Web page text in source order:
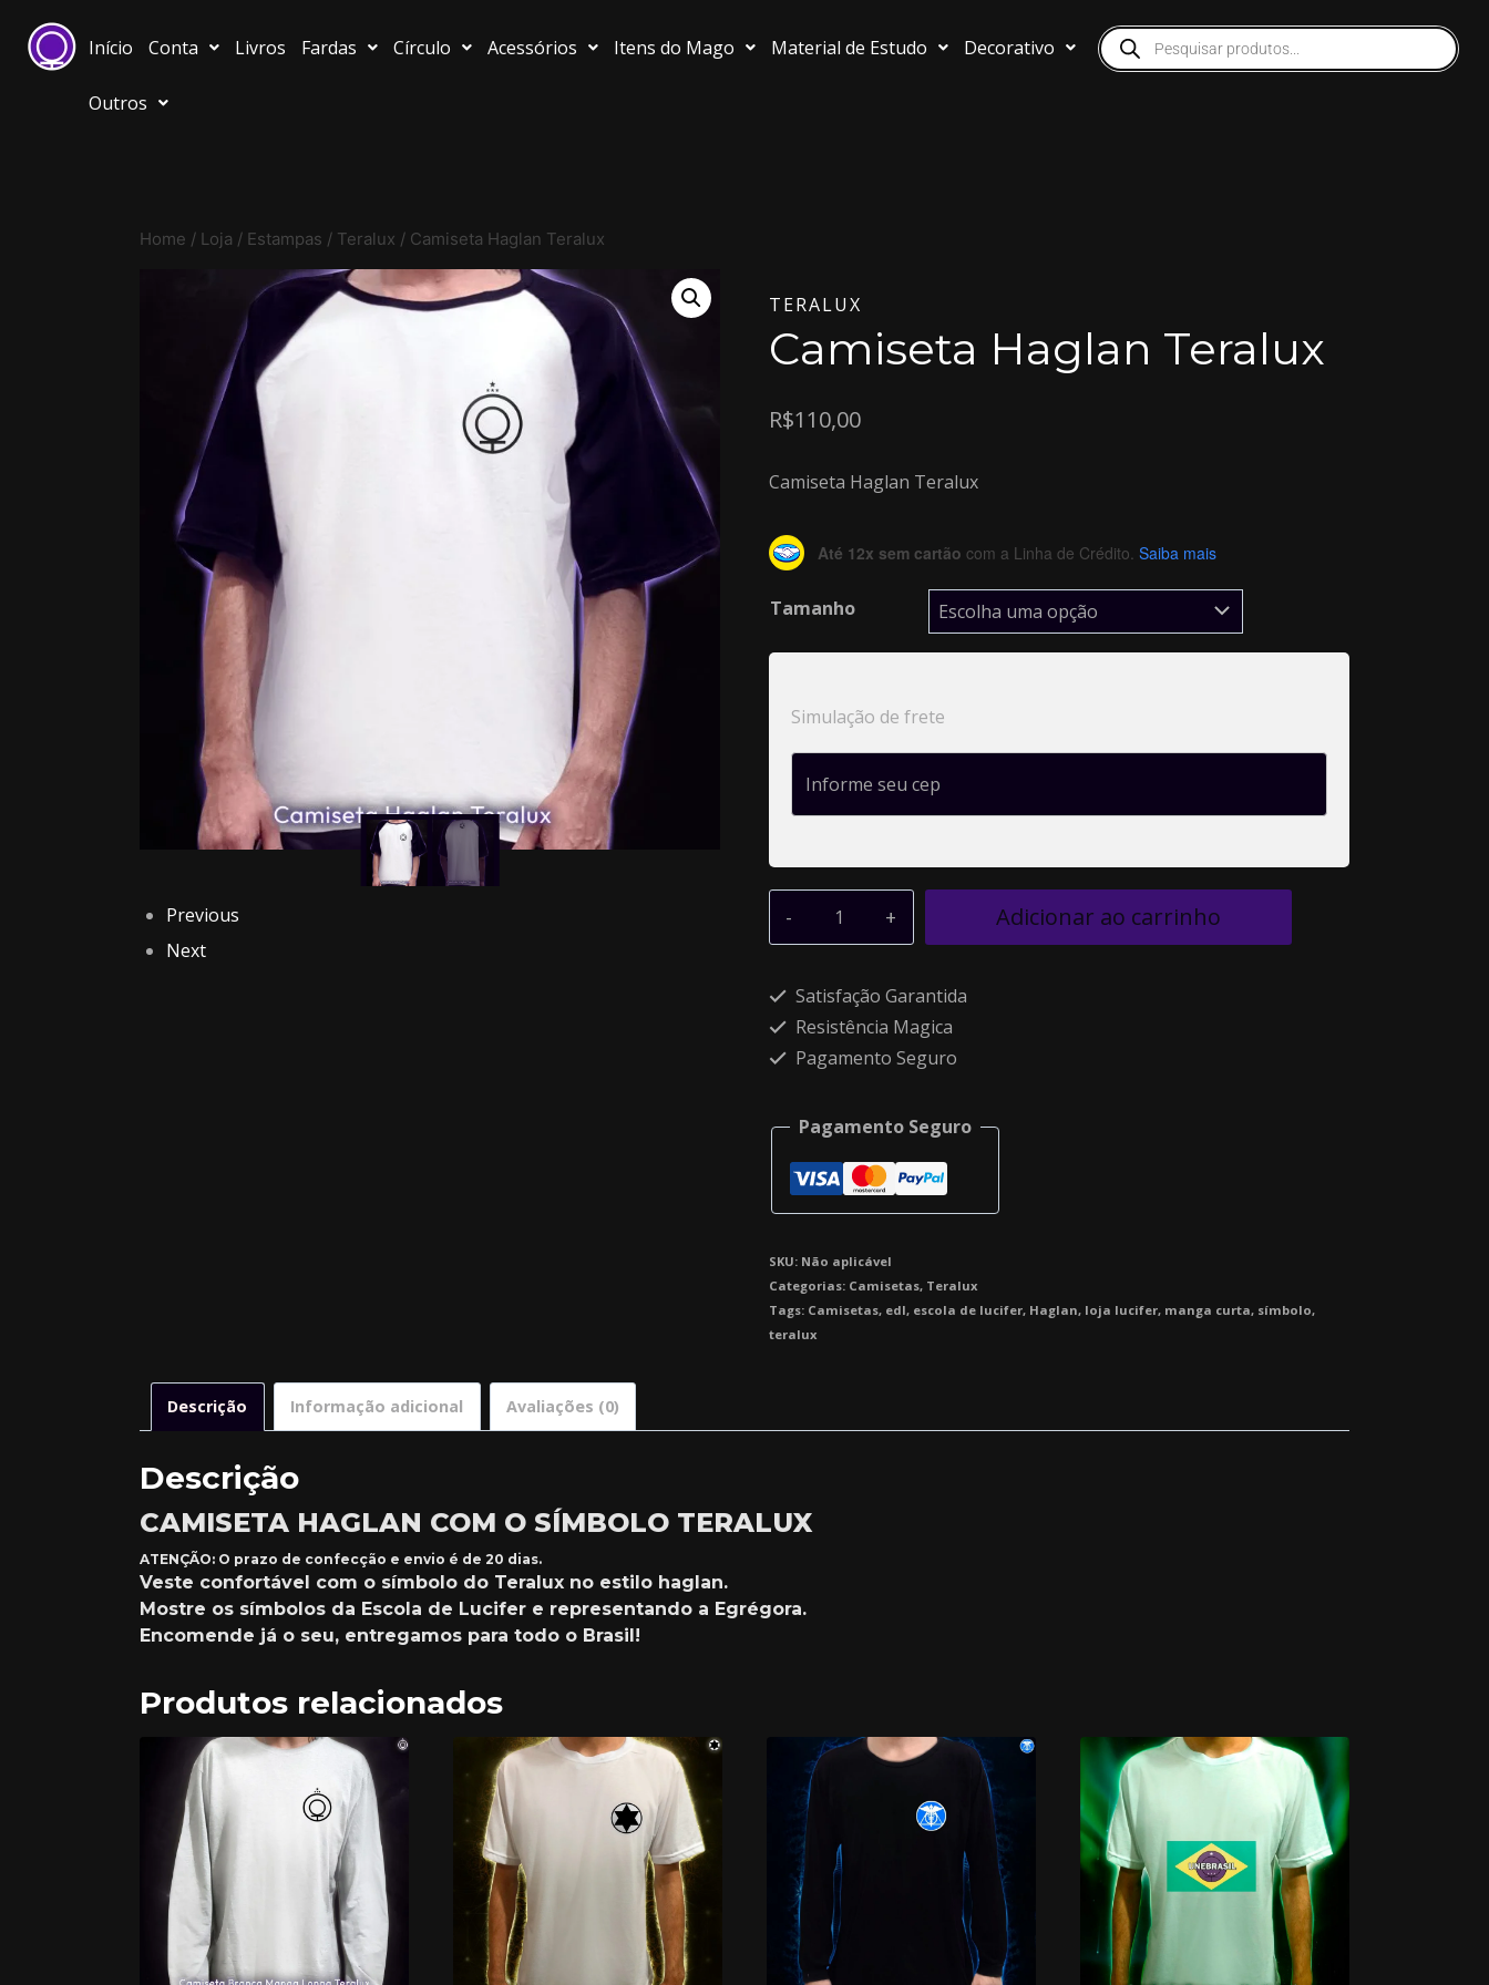
Início Conta Livros Fardas Círculo Acessórios Itens do Mago Material de Estudo Decorativo
Outros
Home / Loja / Estampas / Teralux / Camiseta Haglan Teralux
Previous
Next
TERALUX
Camiseta Haglan Teralux
R$110,00
Camiseta Haglan Teralux
Até 12x sem cartão com a Linha de Crédito. Saiba mais
Tamanho
Simulação de frete
Adicionar ao carrinho
Satisfação Garantida
Resistência Magica
Pagamento Seguro
Pagamento Seguro
SKU: Não aplicável
Categorias: Camisetas, Teralux
Tags: Camisetas, edl, escola de lucifer, Haglan, loja lucifer, manga curta, símbolo,
teralux
Descrição Informação adicional Avaliações (0)
Descrição
CAMISETA HAGLAN COM O SÍMBOLO TERALUX
ATENÇÃO: O prazo de confecção e envio é de 20 dias.
Veste confortável com o símbolo do Teralux no estilo haglan.
Mostre os símbolos da Escola de Lucifer e representando a Egrégora.
Encomende já o seu, entregamos para todo o Brasil!
Produtos relacionados